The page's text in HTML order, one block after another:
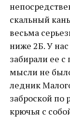
скальный
весьма
ниже 2Б. У
забирали ее
мысли не
ледник
заброской по
крючья с